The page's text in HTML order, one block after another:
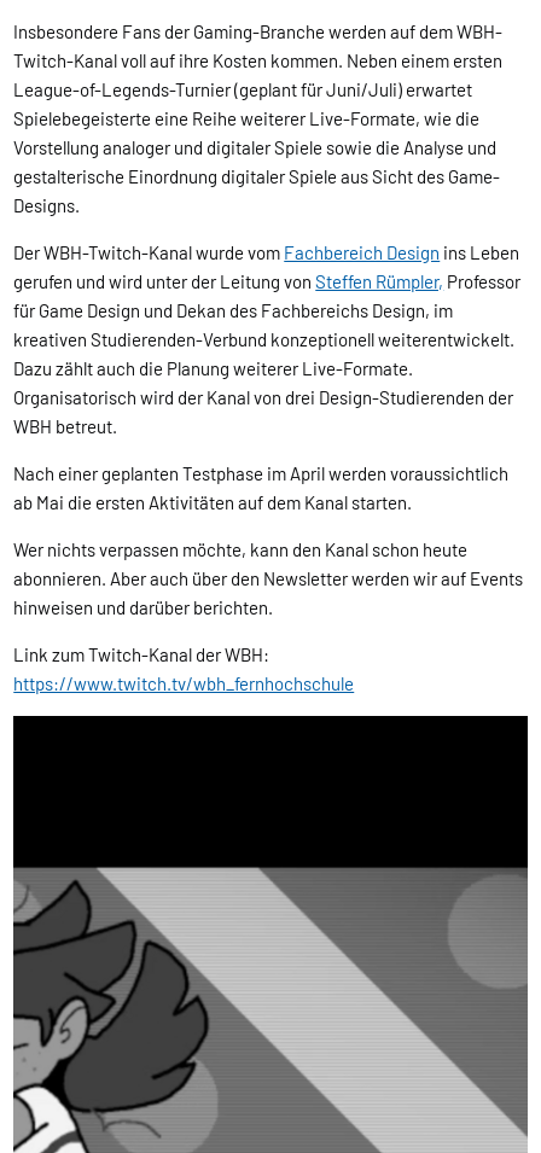
Insbesondere Fans der Gaming-Branche werden auf dem WBH-
Twitch-Kanal voll auf ihre Kosten kommen. Neben einem ersten
League-of-Legends-Turnier (geplant für Juni/Juli) erwartet
Spielebegeisterte eine Reihe weiterer Live-Formate, wie die
Vorstellung analoger und digitaler Spiele sowie die Analyse und
gestalterische Einordnung digitaler Spiele aus Sicht des Game-
Designs.
Der WBH-Twitch-Kanal wurde vom Fachbereich Design ins Leben
gerufen und wird unter der Leitung vonSteffen Rümpler, Professor
für Game Design und Dekan des Fachbereichs Design, im
kreativen Studierenden-Verbund konzeptionell weiterentwickelt.
Dazu zählt auch die Planung weiterer Live-Formate.
Organisatorisch wird der Kanal von drei Design-Studierenden der
WBH betreut.
Nach einer geplanten Testphase im April werden voraussichtlich
ab Mai die ersten Aktivitäten auf dem Kanal starten.
Wer nichts verpassen möchte, kann den Kanal schon heute
abonnieren. Aber auch über den Newsletter werden wir auf Events
hinweisen und darüber berichten.
Link zum Twitch-Kanal der WBH:
https://www.twitch.tv/wbh_fernhochschule